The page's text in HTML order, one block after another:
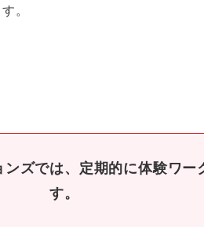
。
ズでは、定期的に体験ワー
す。